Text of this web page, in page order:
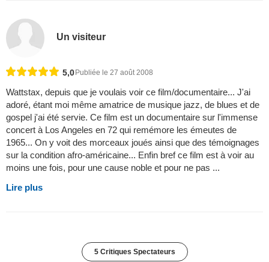
Un visiteur
5,0Publiée le 27 août 2008
Wattstax, depuis que je voulais voir ce film/documentaire... J'ai
adoré, étant moi même amatrice de musique jazz, de blues et de
gospel j'ai été servie. Ce film est un documentaire sur l'immense
concert à Los Angeles en 72 qui remémore les émeutes de
1965... On y voit des morceaux joués ainsi que des témoignages
sur la condition afro-américaine... Enfin bref ce film est à voir au
moins une fois, pour une cause noble et pour ne pas ...
Lire plus
5 Critiques Spectateurs